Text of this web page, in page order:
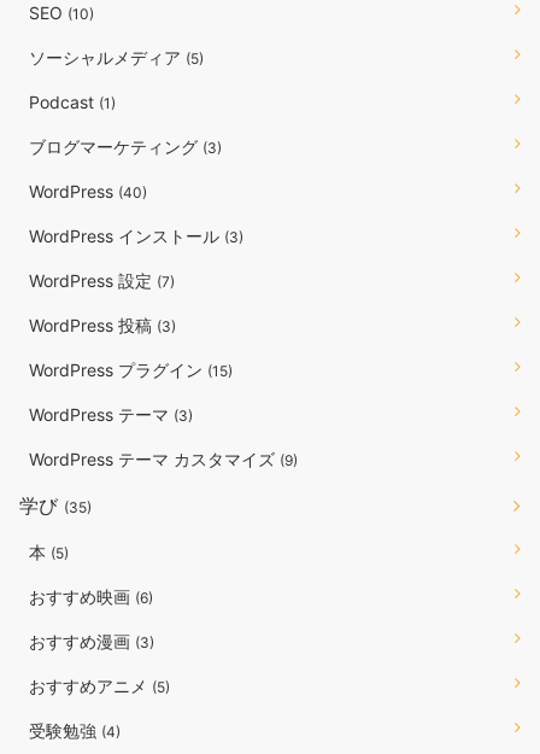
SEO (10)
ソーシャルメディア (5)
Podcast (1)
ブログマーケティング (3)
WordPress (40)
WordPress インストール (3)
WordPress 設定 (7)
WordPress 投稿 (3)
WordPress プラグイン (15)
WordPress テーマ (3)
WordPress テーマ カスタマイズ (9)
学び (35)
本 (5)
おすすめ映画 (6)
おすすめ漫画 (3)
おすすめアニメ (5)
受験勉強 (4)